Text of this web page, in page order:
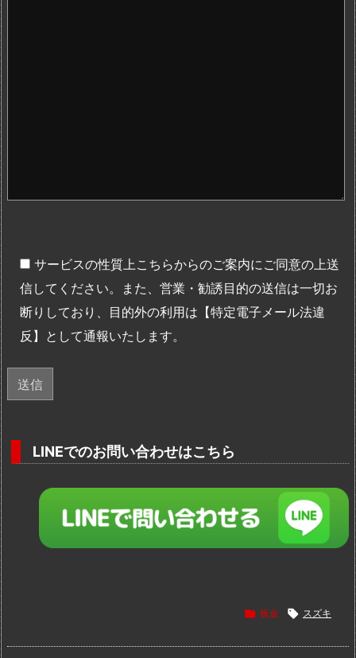
サービスの性質上こちらからのご案内にご同意の上送
信してください。また、営業・勧誘目的の送信は一切お
断りしており、目的外の利用は【特定電子メール法違
反】として通報いたします。
LINEでのお問い合わせはこちら
 板金  スズキ